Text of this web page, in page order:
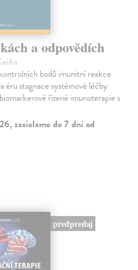
a odpovědích
bodů imunitní reakce
stagnace systémové léčby
řízené imunoterapie s
zasielame do 7 dní od
predpredaj